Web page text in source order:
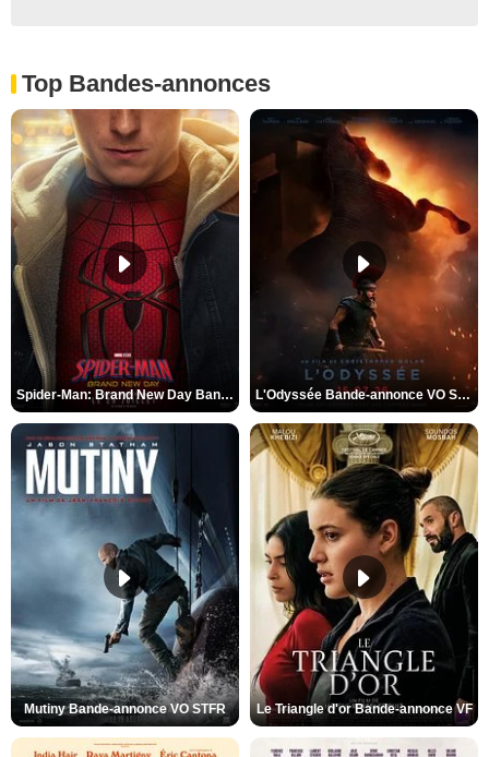
Top Bandes-annonces
Spider-Man: Brand New Day Bande-annonce VO STFR L'Odyssée Bande-annonce VO STFR
Mutiny Bande-annonce VO STFR Le Triangle d'or Bande-annonce VF